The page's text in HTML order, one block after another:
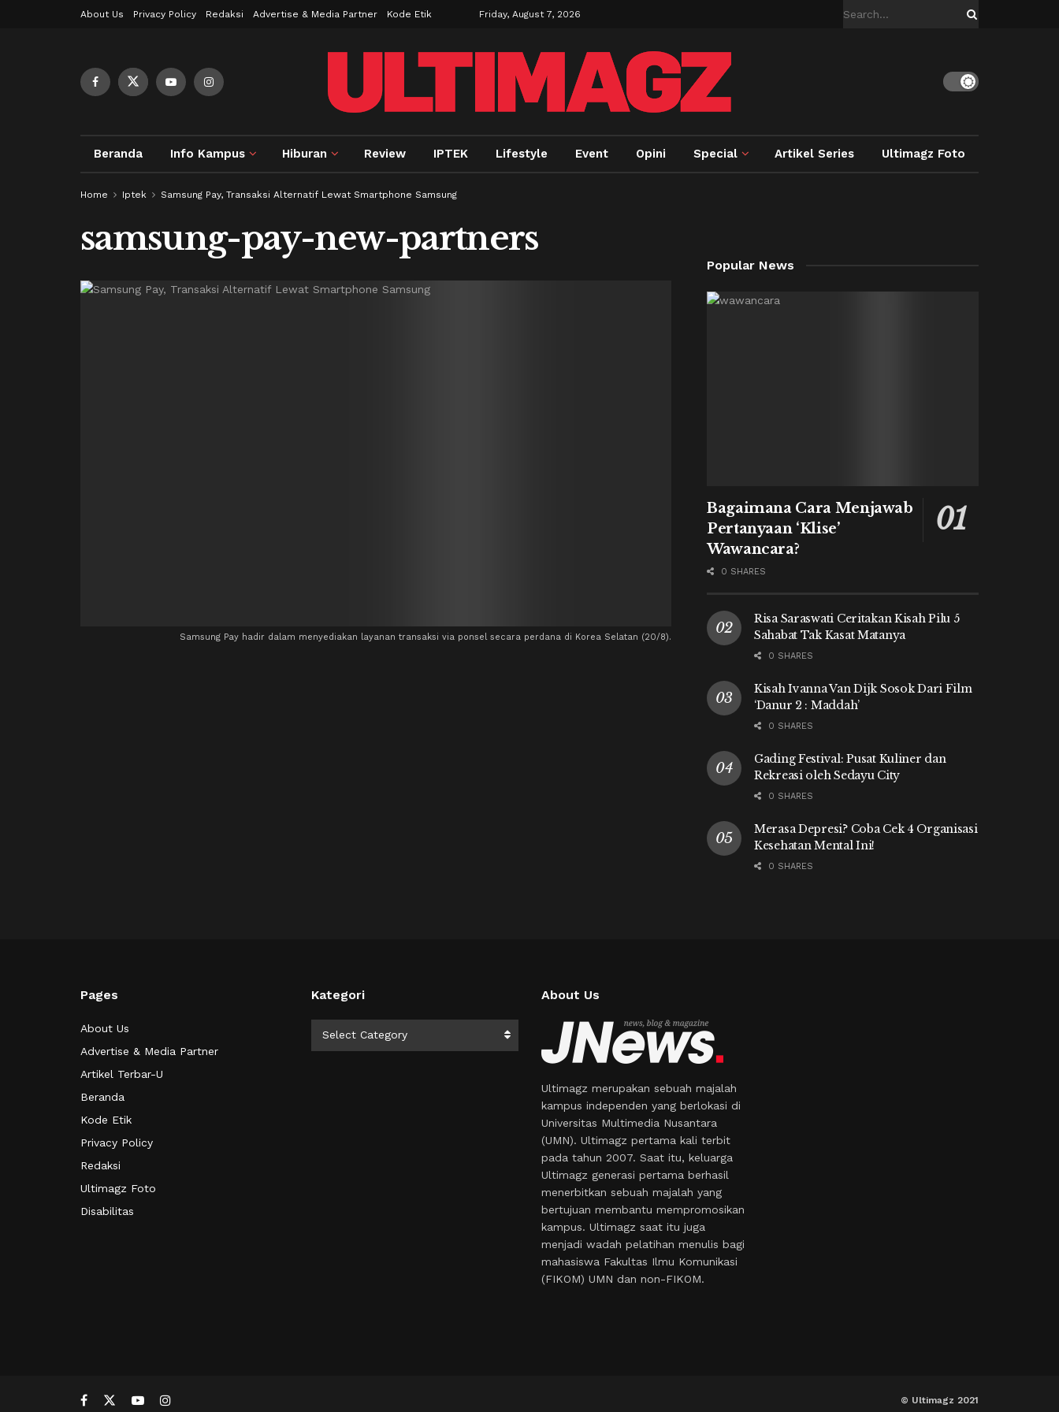
About Us Privacy Policy Redaksi Advertise & Media Partner Kode Etik Friday, August 7, 2026
Beranda Info Kampus Hiburan Review IPTEK Lifestyle Event Opini Special Artikel Series Ultimagz Foto
Home Iptek Samsung Pay, Transaksi Alternatif Lewat Smartphone Samsung
samsung-pay-new-partners
Samsung Pay hadir dalam menyediakan layanan transaksi via ponsel secara perdana di Korea Selatan (20/8).
Popular News
Bagaimana Cara Menjawab
Pertanyaan ‘Klise’
Wawancara?
0 SHARES
Risa Saraswati Ceritakan Kisah Pilu 5
Sahabat Tak Kasat Matanya
0 SHARES
Kisah Ivanna Van Dijk Sosok Dari Film
‘Danur 2 : Maddah’
0 SHARES
Gading Festival: Pusat Kuliner dan
Rekreasi oleh Sedayu City
0 SHARES
Merasa Depresi? Coba Cek 4 Organisasi
Kesehatan Mental Ini!
0 SHARES
Pages
About Us
Advertise & Media Partner
Artikel Terbar-U
Beranda
Kode Etik
Privacy Policy
Redaksi
Ultimagz Foto
Disabilitas
Kategori
Select Category
About Us
Ultimagz merupakan sebuah majalah
kampus independen yang berlokasi di
Universitas Multimedia Nusantara
(UMN). Ultimagz pertama kali terbit
pada tahun 2007. Saat itu, keluarga
Ultimagz generasi pertama berhasil
menerbitkan sebuah majalah yang
bertujuan membantu mempromosikan
kampus. Ultimagz saat itu juga
menjadi wadah pelatihan menulis bagi
mahasiswa Fakultas Ilmu Komunikasi
(FIKOM) UMN dan non-FIKOM.
© Ultimagz 2021